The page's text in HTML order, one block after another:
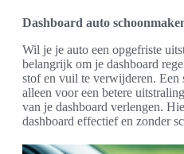
Dashboard auto
Wil je je auto een opgefriste
belangrijk om je dashboard
stof en vuil te verwijderen. Een
alleen voor een betere
van je dashboard verlengen.
dashboard effectief en zonder